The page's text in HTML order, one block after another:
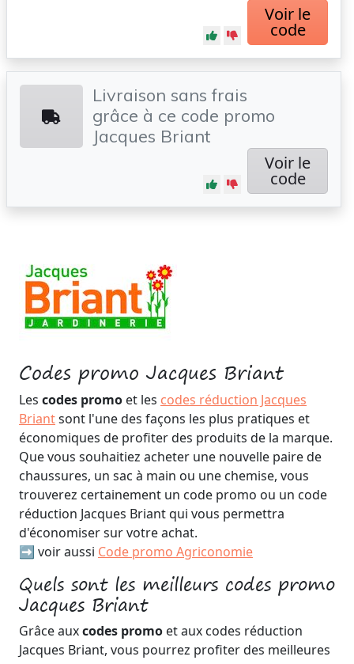
Codes promo Jacques Briant
Les codes promo et les codes réduction Jacques
Briantsont l'une des façons les plus pratiques et
économiques de profiter des produits de la marque.
Que vous souhaitiez acheter une nouvelle paire de
chaussures, un sac à main ou une chemise, vous
trouverez certainement un code promo ou un code
réduction Jacques Briant qui vous permettra
d'économiser sur votre achat.
➡️ voir aussi Code promo Agriconomie
Quels sont les meilleurs codes promo
Jacques Briant
Grâce auxcodes promo et aux codes réduction
Jacques Briant, vous pourrez profiter des meilleures
Voir le
code
Livraison sans frais
grâce à ce code promo
Jacques Briant
Voir le
code